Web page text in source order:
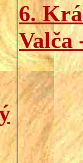
6.
Valča